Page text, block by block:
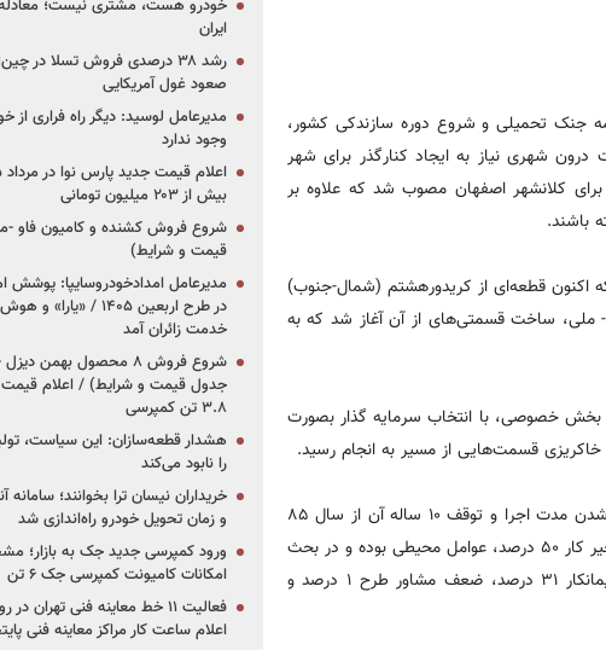
جنک تحمیلی و شروع دوره سازندکی کشور،
شهری نیاز به ایجاد کنارگذر برای شهر
احداث دوکنارگذر برای کلانشهر اصفهان مصوب شد که علاوه بر
باشند.
اکنون قطعه‌ای از کریدورهشتم (شمال-جنوب)
استانی- ملی، ساخت قسمتی‌های از آن آغاز شد که به
پروژه به بخش خصوصی، با انتخاب سرمایه گذار بصورت
این مقام مسئول سه عامل اصلی در این پروژه را از دلایل اصلی طولانی شدن مدت اجرا و توقف ۱۰ ساله آن از سال ۸۵
دانست و تشریح کرد: طبق مطالعه انجام شده نقش عوامل اعتباری در تأخیر کار ۵۰ درصد، عوامل محیطی بوده و در بحث
موارد تدارکاتی ۱۲ درصد و عوامل اجرایی ۳۸ درصد که شامل ضعف پیمانکار ۳۱ درصد، ضعف مشاور طرح ۱ درصد و
خودرو هست، مشتری نیست؛ معادله
ایران
رشد ۳۸ درصدی فروش تسلا در
صعود غول آمریکایی
مدیرعامل لوسید: دیگر راه فراری از
وجود ندارد
بیش از ۲۰۳ میلیون تومانی
قیمت و شرایط)
در طرح اربعین ۱۴۰۵ /
خدمت زائران آمد
جدول قیمت و شرایط) / اعلام
۳.۸ تن کمپرسی
هشدار قطعه‌سازان: این سیاست،
را نابود می‌کند
خریداران نیسان ترا بخوانند؛ سامانه
و زمان تحویل خودرو راه‌اندازی شد
ورود کمپرسی جدید جک به بازار؛
امکانات کامیونت کمپرسی جک ۶ تن
فعالیت ۱۱ خط معاینه فنی تهران
اعلام ساعت کار مراکز معاینه فنی